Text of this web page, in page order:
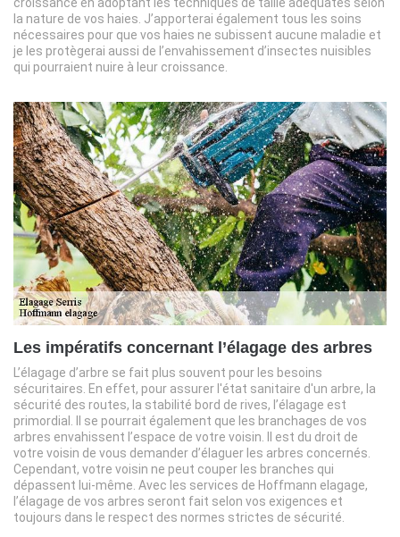
la nature de vos haies. J’apporterai également tous les soins
nécessaires pour que vos haies ne subissent aucune maladie et
je les protègerai aussi de l’envahissement d’insectes nuisibles
qui pourraient nuire à leur croissance.
Les impératifs concernant l’élagage des arbres
L’élagage d’arbre se fait plus souvent pour les besoins
sécuritaires. En effet, pour assurer l'état sanitaire d'un arbre, la
sécurité des routes, la stabilité bord de rives, l’élagage est
primordial. Il se pourrait également que les branchages de vos
arbres envahissent l’espace de votre voisin. Il est du droit de
votre voisin de vous demander d’élaguer les arbres concernés.
Cependant, votre voisin ne peut couper les branches qui
dépassent lui-même. Avec les services de Hoffmann elagage,
l’élagage de vos arbres seront fait selon vos exigences et
toujours dans le respect des normes strictes de sécurité.